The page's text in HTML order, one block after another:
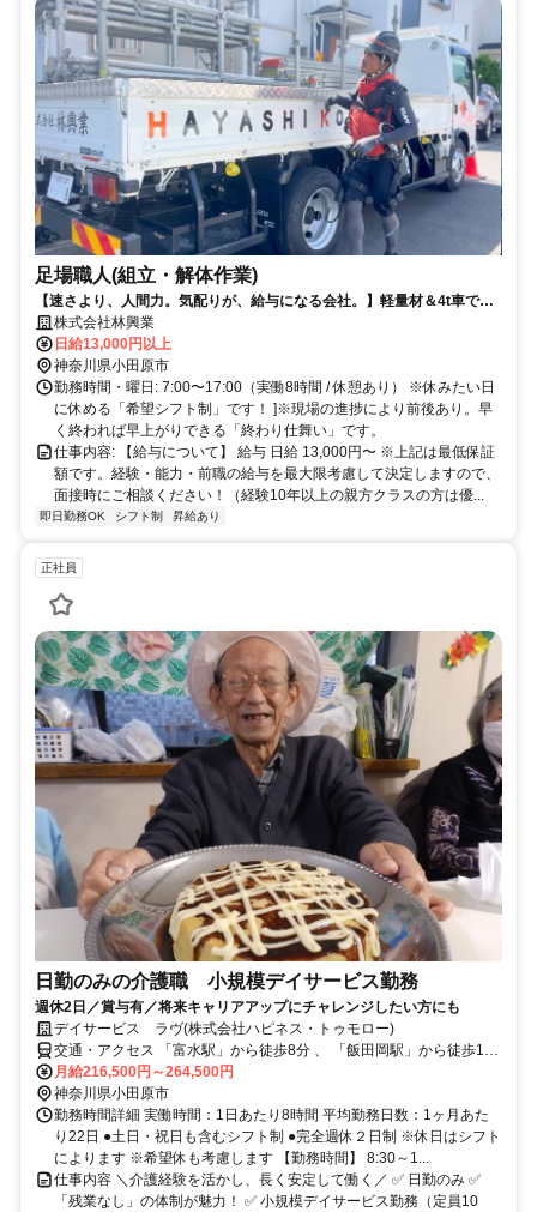
足場職人(組立・解体作業)
【速さより、人間力。気配りが、給与になる会社。】軽量材＆4t車で体
への負担減！休みたい日に休めるシフト制で家族も大切にできます。
株式会社林興業
日給13,000円以上
神奈川県小田原市
勤務時間・曜日: 7:00〜17:00（実働8時間 / 休憩あり） ※休みたい日
に休める「希望シフト制」です！ ]※現場の進捗により前後あり。早
く終われば早上がりできる「終わり仕舞い」です。
仕事内容: 【給与について】 給与 日給 13,000円〜 ※上記は最低保証
額です。経験・能力・前職の給与を最大限考慮して決定しますので、
面接時にご相談ください！（経験10年以上の親方クラスの方は優...
即日勤務OK シフト制 昇給あり
正社員
日勤のみの介護職 小規模デイサービス勤務
週休2日／賞与有／将来キャリアアップにチャレンジしたい方にも
デイサービス ラヴ(株式会社ハピネス・トゥモロー)
交通・アクセス 「富水駅」から徒歩8分 、 「飯田岡駅」から徒歩10
分
月給216,500円～264,500円
神奈川県小田原市
勤務時間詳細 実働時間：1日あたり8時間 平均勤務日数：1ヶ月あた
り22日 ●土日・祝日も含むシフト制 ●完全週休２日制 ※休日はシフト
によります ※希望休も考慮します 【勤務時間】 8:30～1...
仕事内容 ＼介護経験を活かし、長く安定して働く／ ✅ 日勤のみ ✅
「残業なし」の体制が魅力！ ✅ 小規模デイサービス勤務（定員10